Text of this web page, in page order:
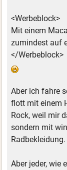
<Werbeblock>
Mit einem
zumindest auf
</Werbeblock>
Aber ich fahre
flott mit einem
Rock, weil mir
sondern mit
Radbekleidung.
Aber jeder, wie